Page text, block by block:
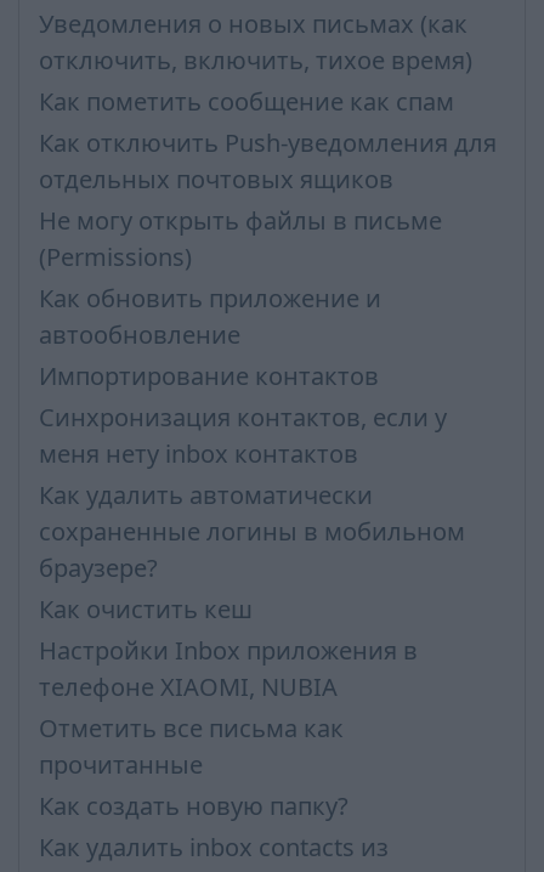
Уведомления о новых письмах (как
отключить, включить, тихое время)
Как пометить сообщение как спам
Как отключить Push-уведомления для
отдельных почтовых ящиков
Не могу открыть файлы в письме
(Permissions)
Как обновить приложение и
автообновление
Импортирование контактов
Синхронизация контактов, если у
меня нету inbox контактов
Как удалить автоматически
сохраненные логины в мобильном
браузере?
Как очистить кеш
Настройки Inbox приложения в
телефоне XIAOMI, NUBIA
Отметить все письма как
прочитанные
Как создать новую папку?
Как удалить inbox contacts из